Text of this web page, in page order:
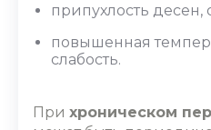
припухлость десен,
повышенная
слабость.
При хроническом